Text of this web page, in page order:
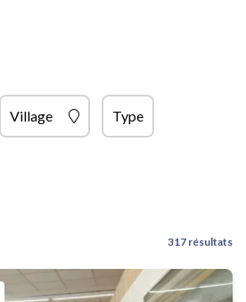
Village Type
317 résultats